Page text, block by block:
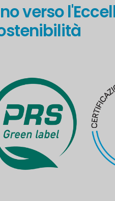
verso